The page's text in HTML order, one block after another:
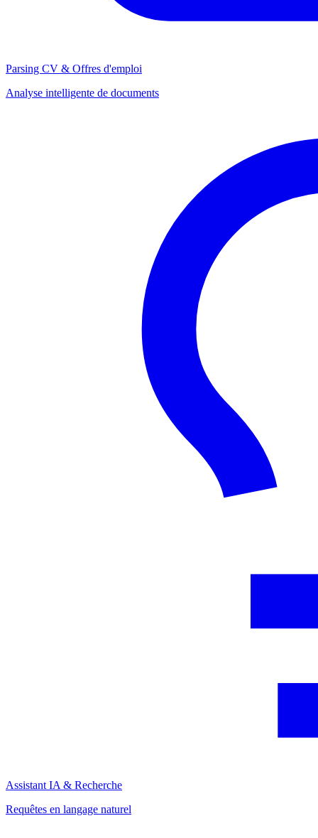
Parsing CV & Offres d'emploi
Analyse intelligente de documents
Assistant IA & Recherche
Requêtes en langage naturel